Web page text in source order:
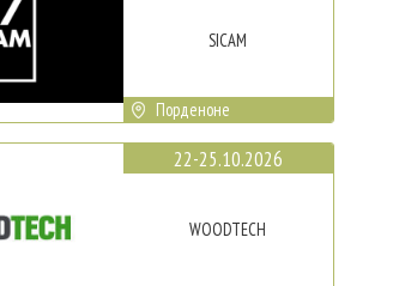
SICAM
Порденоне
22-25.10.2026
WOODTECH